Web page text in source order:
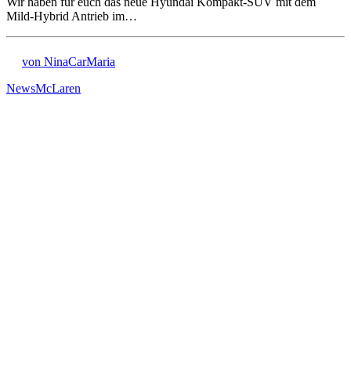
Mild-Hybrid Antrieb im…
von NinaCarMaria
NewsMcLaren